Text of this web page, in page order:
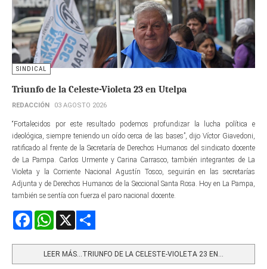
SINDICAL
Triunfo de la Celeste-Violeta 23 en Utelpa
REDACCIÓN 03 AGOSTO 2026
“Fortalecidos por este resultado podemos profundizar la lucha política e
ideológica, siempre teniendo un oído cerca de las bases”, dijo Víctor Giavedoni,
ratificado al frente de la Secretaría de Derechos Humanos del sindicato docente
de La Pampa. Carlos Urmente y Carina Carrasco, también integrantes de La
Violeta y la Corriente Nacional Agustín Tosco, seguirán en las secretarías
Adjunta y de Derechos Humanos de la Seccional Santa Rosa. Hoy en La Pampa,
también se sentía con fuerza el paro nacional docente.
FacebookWhatsApp
LEER MÁS…TRIUNFO DE LA CELESTE-VIOLETA 23 EN...